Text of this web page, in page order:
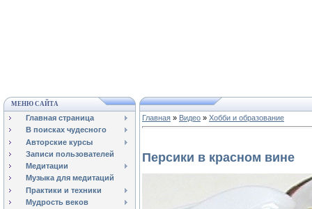
МЕНЮ САЙТА
Главная страница
В поисках чудесного
Авторские курсы
Записи пользователей
Медитации
Музыка для медитаций
Практики и техники
Мудрость веков
Главная » Видео » Хобби и образование
Персики в красном вине